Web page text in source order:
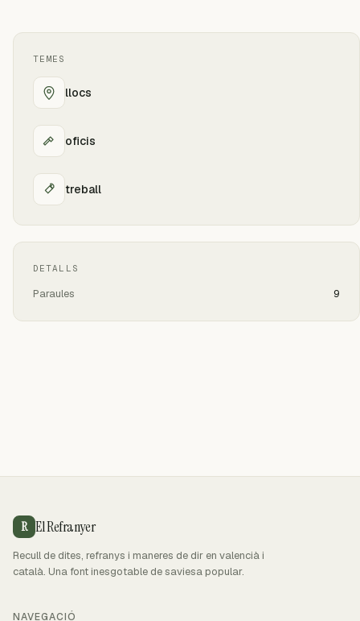
TEMES
llocs
oficis
treball
DETALLS
Paraules 9
R El Refranyer
Recull de dites, refranys i maneres de dir en valencià i
català. Una font inesgotable de saviesa popular.
NAVEGACIÓ